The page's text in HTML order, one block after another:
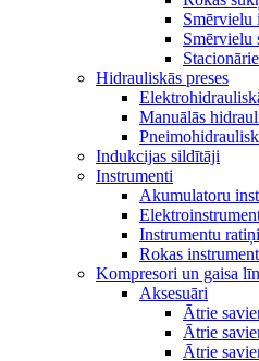
Smērvielu
Smērvielu
Hidrauliskās preses
Manuālās
Indukcijas sildītāji
Instrumenti
Akumulatoru
Instrumentu ratiņi
Rokas
Kompresori un gaisa
Aksesuāri
Ātrie
Ātrie
Ātrie